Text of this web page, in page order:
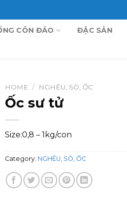
CÔN ĐẢO ĐẶC SẢN
HOME / NGHÊU, SÒ, ỐC
Ốc sư tử
Size:0,8 – 1kg/con
Category: NGHÊU, SÒ, ỐC